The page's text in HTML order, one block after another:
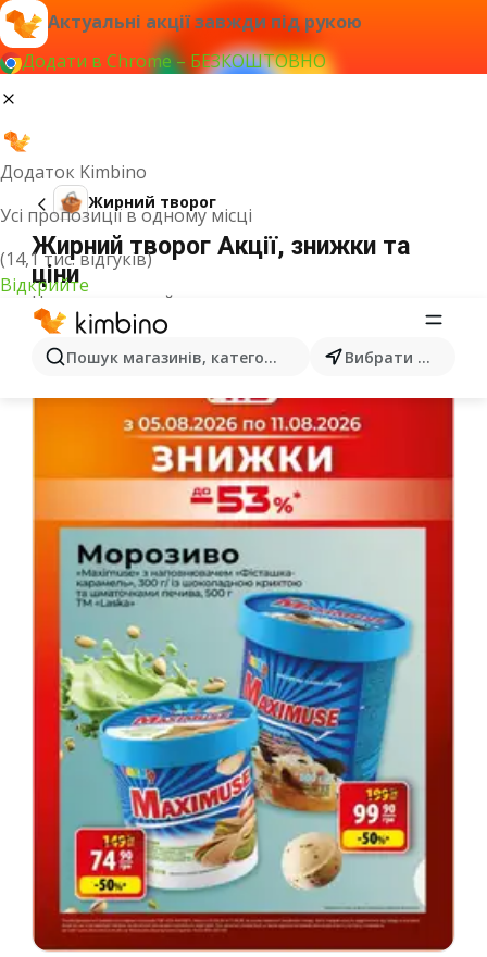
Актуальні акції завжди під рукою
Додати в Chrome – БЕЗКОШТОВНО
Додаток Kimbino
Усі пропозиції в одному місці
(14,1 тис. відгуків)
Відкрийте
Пошук магазинів, категорій, товарів... Вибрати місто
Жирний творог
Жирний творог Акції, знижки та
ціни
Не вдалось знайти результати для цього слова.
Інші акції з категорії